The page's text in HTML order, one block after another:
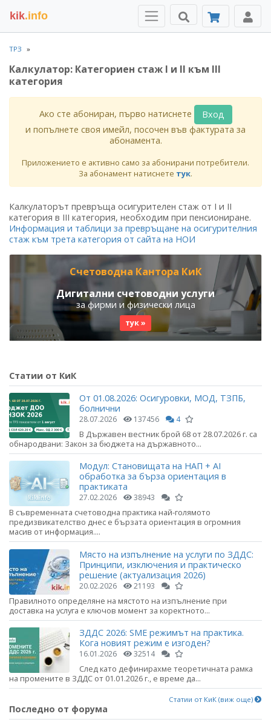
kik.info
ТРЗ
Калкулатор: Категориен стаж I и II към III
категория
Ако сте абониран, първо натиснете
Вход
и попълнете своя имейл, посочен във фактурата за
абонамента.
Приложението е активно само за абонирани потребители.
За абонамент натиснете тук.
Калкулаторът превръща осигурителен стаж от I и II
категория в III категория, необходим при пенсиониране.
Информация и таблици за превръщане на осигурителния
стаж към трета категория от сайта на НОИ
Счетоводна Кантора КиК
Дигитални счетоводни услуги
за фирми и физически лица
тук »
Статии от КиК
От 01.08.2026: Осигуровки, МОД, ТЗПБ,
болнични
28.07.2026 137456 4
В Държавен вестник брой 68 от 28.07.2026 г. са
обнародвани: Закон за бюджета на държавното...
Модул: Становищата на НАП + AI
обработка за бърза ориентация в
практиката
27.02.2026 38943
В съвременната счетоводна практика най-голямото
предизвикателство днес е бързата ориентация в огромния
масив от информация....
Място на изпълнение на услуги по ЗДДС:
Принципи, изключения и практическо
решение (актуализация 2026)
20.02.2026 21193
Правилното определяне на мястото на изпълнение при
доставка на услуга е ключов момент за коректното...
ЗДДС 2026: SME режимът на практика.
Кога новият режим е изгоден?
16.01.2026 32514
След като дефинирахме теоретичната рамка
на промените в ЗДДС от 01.01.2026 г., е време да...
Статии от КиК (виж още)
Последно от форума